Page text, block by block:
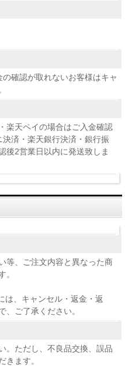
確認が取れないお客様はキャ
楽天ペイの場合はご入金確認
済・楽天銀行決済・銀行振
後2営業日以内に発送致しま
等、ご注文内容と異なった商
。
は、キャンセル・返金・返
、ご了承ください。
。ただし、不良品交換、誤品
きます。